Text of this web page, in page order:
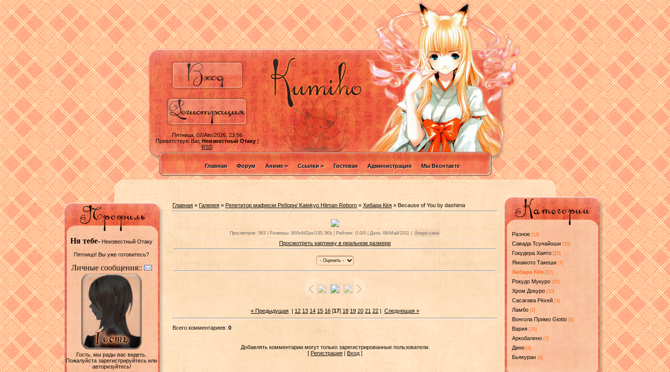
Пятница, 07/Авг/2026, 23:56
Приветствую ВасНеизвестный Отаку|
RSS
Главная Форум Аниме > Ссылки > Гостевая Администрация Мы Вконтакте
Ня тебе- Неизвестный Отаку
Пятницо! Вы уже готовитесь?
Личные сообщения::
Гость, мы рады вас видеть.
Пожалуйста зарегистрируйтесь или
авторизуйтесь!
Главная »Галерея » Репетитор мафиози Реборн/ Katekyo Hitman Reborn » Хибари Кёя » Because of You by dashima
Просмотров: 563 | Размеры: 900x642px/135.3Kb | Рейтинг: 0.0/0 | Дата: 06/Май/2011 | Акира-сама
Просмотреть картинку в реальном размере
« Предыдущая | 12 13 14 15 16 [17] 18 19 20 21 22 | Следующая »
Всего комментариев: 0
Добавлять комментарии могут только зарегистрированные пользователи.
[ Регистрация Вход ]
Разное [13]
Савада Тсунайоши [35]
Гокудера Хаято [15]
Ямамото Такеши [7]
Хибари Кёя [37]
Рокудо Мукуро [25]
Хром Докуро [10]
Сасагава Рёхей [3]
Ламбо [2]
Вонгола Примо Giotto [6]
Вария [35]
Аркобалено [7]
Дино [6]
Бьякуран [6]